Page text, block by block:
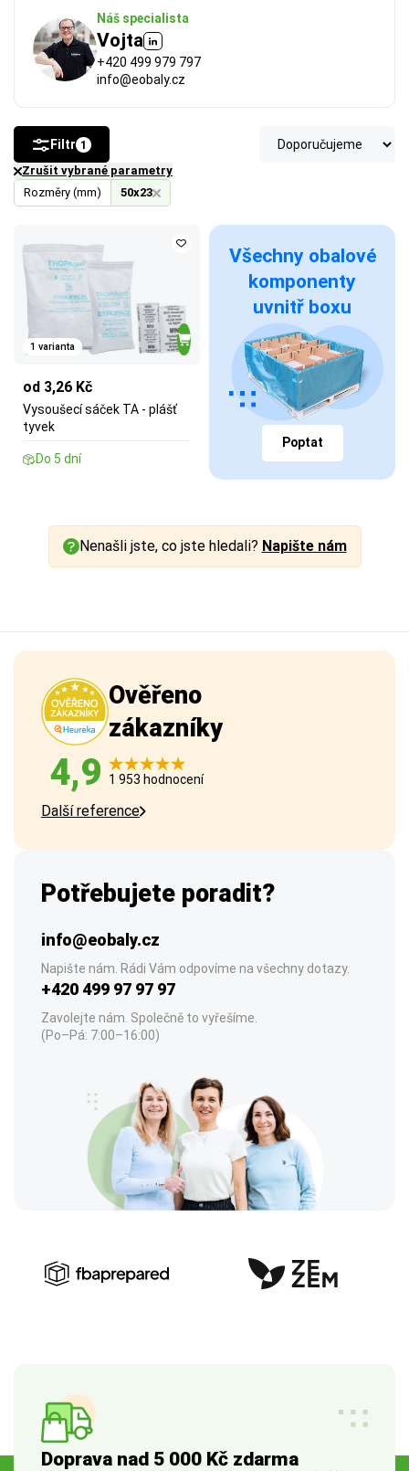
Náš specialista
Vojta
+420 499 979 797
info@eobaly.cz
Rozměry (mm) 50x23
Zrušit vybrané parametry
Filtr 1
1 varianta
od 3,26 Kč
Vysoušecí sáček TA - plášť
tyvek
Do 5 dní
Všechny obalové
komponenty
uvnitř boxu
Poptat
Nenašli jste, co jste hledali? Napište nám
Ověřeno
zákazníky
4,9 1 953 hodnocení
Další reference
Potřebujete poradit?
info@eobaly.cz
Napište nám. Rádi Vám odpovíme na všechny dotazy.
+420 499 97 97 97
Zavolejte nám. Společně to vyřešíme.
(Po–Pá: 7:00–16:00)
Doprava nad 5 000 Kč zdarma